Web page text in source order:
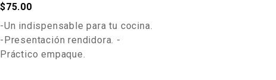
$75.00
-Un indispensable para tu cocina.
-Presentación rendidora. -
Práctico empaque.